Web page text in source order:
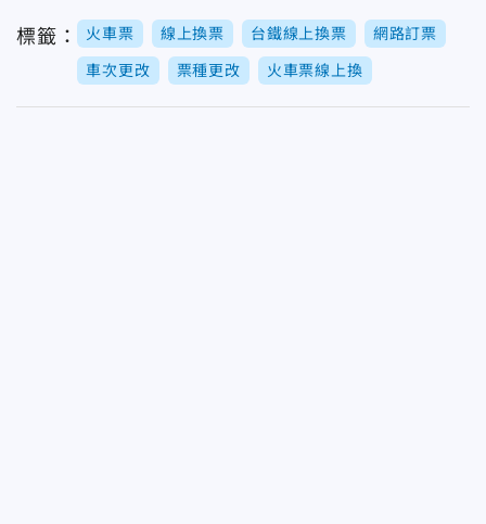
標籤： 火車票 線上換票 台鐵線上換票 網路訂票
車次更改 票種更改 火車票線上換